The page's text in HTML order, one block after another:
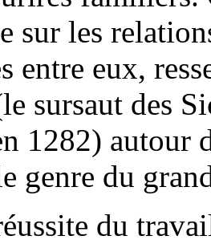
sur les
entre eux,
sursaut des
1282) autour
genre du
du